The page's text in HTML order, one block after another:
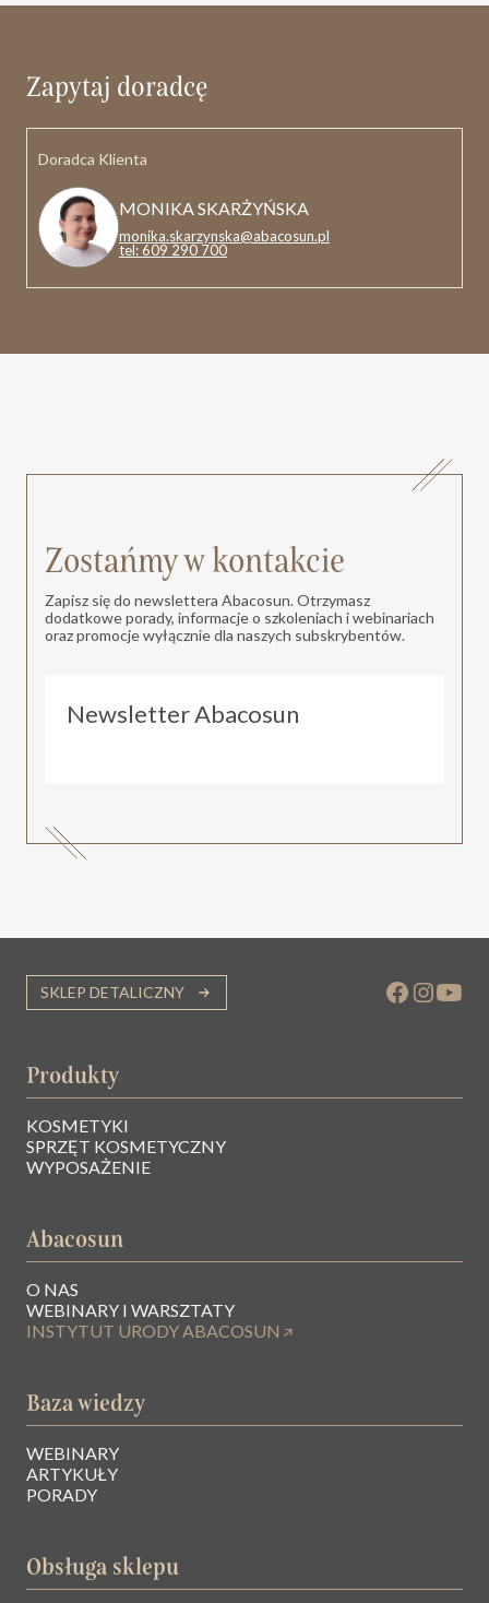
Zapytaj doradcę
Doradca Klienta
MONIKA SKARŻYŃSKA
monika.skarzynska@abacosun.pl
tel: 609 290 700
Zostańmy w kontakcie
Zapisz się do newslettera Abacosun. Otrzymasz
dodatkowe porady, informacje o szkoleniach i webinariach
oraz promocje wyłącznie dla naszych subskrybentów.
Newsletter Abacosun
SKLEP DETALICZNY
Produkty
KOSMETYKI
SPRZĘT KOSMETYCZNY
WYPOSAŻENIE
Baza wiedzy
WEBINARY
ARTYKUŁY
PORADY
Obsługa sklepu
Abacosun
O NAS
WEBINARY I WARSZTATY
INSTYTUT URODY ABACOSUN